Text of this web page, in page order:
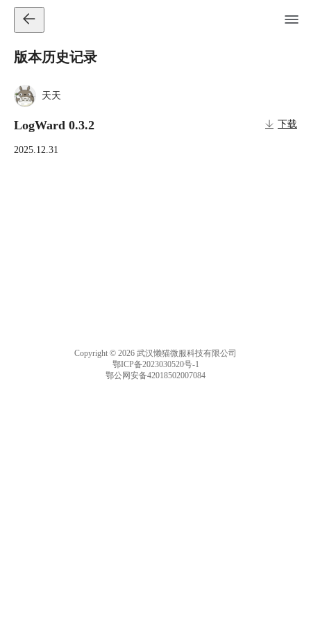
版本历史记录
天天
LogWard 0.3.2 下载
2025.12.31
Copyright © 2026 武汉懒猫微服科技有限公司
鄂ICP备2023030520号-1
鄂公网安备42018502007084